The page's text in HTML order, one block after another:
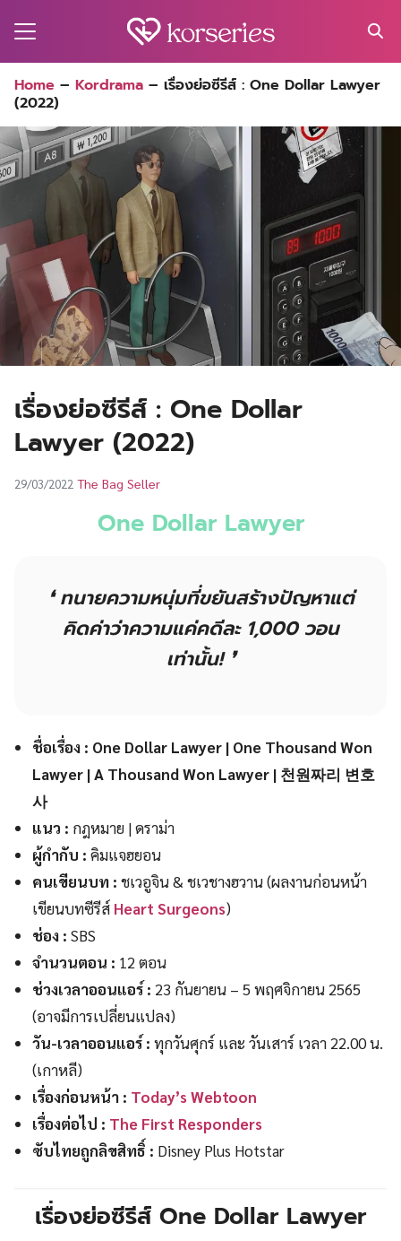
for:
Home – Kordrama – เรื่องย่อซีรีส์ : One Dollar Lawyer
(2022)
เรื่องย่อซีรีส์ : One Dollar
Lawyer (2022)
29/03/2022 The Bag Seller
One Dollar Lawyer
❛ ทนายความหนุ่มที่ขยันสร้างปัญหาแต่
คิดค่าว่าความแค่คดีละ 1,000 วอน
เท่านั้น! ❜
ชื่อเรื่อง : One Dollar Lawyer | One Thousand Won
Lawyer | A Thousand Won Lawyer | 천원짜리 변호
사
แนว : กฎหมาย | ดราม่า
ผู้กำกับ : คิมแจฮยอน
คนเขียนบท : ชเวอูจิน & ชเวชางฮวาน (ผลงานก่อนหน้า
เขียนบทซีรีส์ Heart Surgeons)
ช่อง :SBS
จำนวนตอน : 12 ตอน
ช่วงเวลาออนแอร์ : 23 กันยายน – 5 พฤศจิกายน 2565
(อาจมีการเปลี่ยนแปลง)
วัน-เวลาออนแอร์ : ทุกวันศุกร์ และ วันเสาร์ เวลา 22.00 น.
(เกาหลี)
เรื่องก่อนหน้า : Today’s Webtoon
เรื่องต่อไป : The First Responders
ซับไทยถูกลิขสิทธิ์ : Disney Plus Hotstar
เรื่องย่อซีรีส์ One Dollar Lawyer